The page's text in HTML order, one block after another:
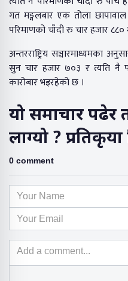
गत मङ्गलबार एक तोला
परिमाणको चाँदी रु चार हजार
अन्तरराष्ट्रिय सञ्चारमाध्यमका
सुन चार हजार ७०३ र त्यति नै
कारोबार भइरहेको छ ।
यो समाचार पढेर
लाग्यो ?
0 comment